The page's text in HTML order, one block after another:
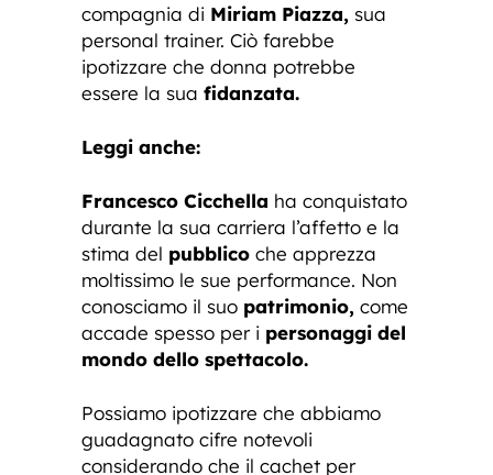
compagnia di Miriam Piazza, sua
personal trainer. Ciò farebbe
ipotizzare che donna potrebbe
essere la sua fidanzata.
Leggi anche:
Francesco Cicchella ha conquistato
durante la sua carriera l’affetto e la
stima del pubblico che apprezza
moltissimo le sue performance. Non
conosciamo il suo patrimonio, come
accade spesso per i personaggi del
mondo dello spettacolo.
Possiamo ipotizzare che abbiamo
guadagnato cifre notevoli
considerando che il cachet per